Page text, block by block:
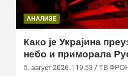
АНАЛИЗЕ
Како је Украјина
небо и приморала
мења оружје
5. август 2026. | 19:53 ТВ